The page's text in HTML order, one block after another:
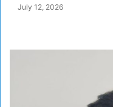
July 12, 2026